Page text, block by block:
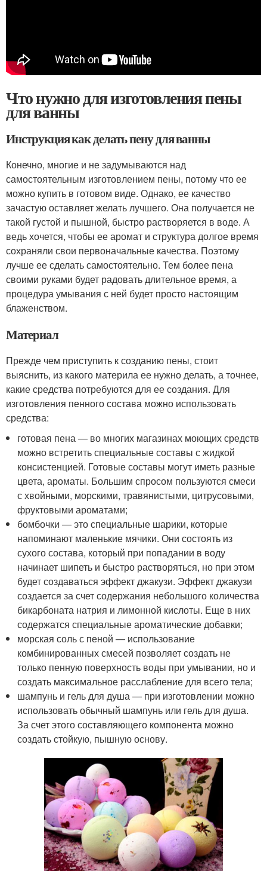
Что нужно для изготовления пены
для ванны
Инструкция как делать пену для ванны
Конечно, многие и не задумываются над
самостоятельным изготовлением пены, потому что ее
можно купить в готовом виде. Однако, ее качество
зачастую оставляет желать лучшего. Она получается не
такой густой и пышной, быстро растворяется в воде. А
ведь хочется, чтобы ее аромат и структура долгое время
сохраняли свои первоначальные качества. Поэтому
лучше ее сделать самостоятельно. Тем более пена
своими руками будет радовать длительное время, а
процедура умывания с ней будет просто настоящим
блаженством.
Материал
Прежде чем приступить к созданию пены, стоит
выяснить, из какого материла ее нужно делать, а точнее,
какие средства потребуются для ее создания. Для
изготовления пенного состава можно использовать
средства:
готовая пена — во многих магазинах моющих средств
можно встретить специальные составы с жидкой
консистенцией. Готовые составы могут иметь разные
цвета, ароматы. Большим спросом пользуются смеси
с хвойными, морскими, травянистыми, цитрусовыми,
фруктовыми ароматами;
бомбочки — это специальные шарики, которые
напоминают маленькие мячики. Они состоять из
сухого состава, который при попадании в воду
начинает шипеть и быстро растворяться, но при этом
будет создаваться эффект джакузи. Эффект джакузи
создается за счет содержания небольшого количества
бикарбоната натрия и лимонной кислоты. Еще в них
содержатся специальные ароматические добавки;
морская соль с пеной — использование
комбинированных смесей позволяет создать не
только пенную поверхность воды при умывании, но и
создать максимальное расслабление для всего тела;
шампунь и гель для душа — при изготовлении можно
использовать обычный шампунь или гель для душа.
За счет этого составляющего компонента можно
создать стойкую, пышную основу.